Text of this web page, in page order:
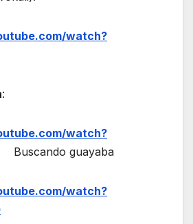
watch?
:
watch?
Buscando guayaba
watch?